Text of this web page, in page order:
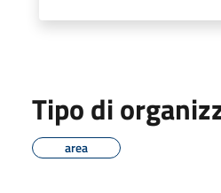
Tipo di
area